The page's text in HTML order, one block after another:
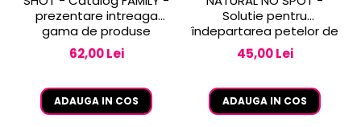
prezentare intreaga
gama de produse
62,00 Lei
ADAUGA IN COS
Solutie pentru
îndepartarea petelor de
vopsea de pe piele 250
ml
45,00 Lei
ADAUGA IN COS